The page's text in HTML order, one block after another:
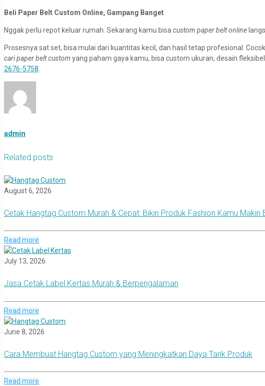
Beli Paper Belt Custom Online, Gampang Banget
Nggak perlu repot keluar rumah. Sekarang kamu bisacustom paper belt online
Prosesnya sat set, bisa mulai dari kuantitas kecil, dan hasil tetap profesional.
cari paper belt custom yang paham gaya kamu, bisa custom ukuran, desain
2676-5758.
admin
Related posts
August 6, 2026
Cetak Hangtag Custom Murah & Cepat: Bikin Produk Fashion Kamu Makin
Read more
July 13, 2026
Jasa Cetak Label Kertas Murah & Berpengalaman
Read more
June 8, 2026
Cara Membuat Hangtag Custom yang Meningkatkan Daya Tarik Produk
Read more